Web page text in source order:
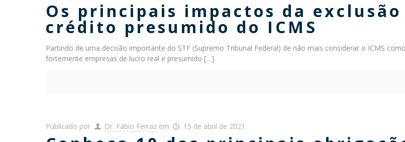
Os principais impactos da exclusão
crédito presumido do ICMS
Partindo de uma decisão importante do STF (Supremo Tribunal Federal) de não mais considerar o ICMS
fortemente empresas de lucro real e presumido […]
Publicado por Dr. Fábio Ferraz em 15 de abril de 2021